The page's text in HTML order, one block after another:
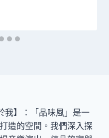
】：「品味風」是一
造的空間。我們深入探